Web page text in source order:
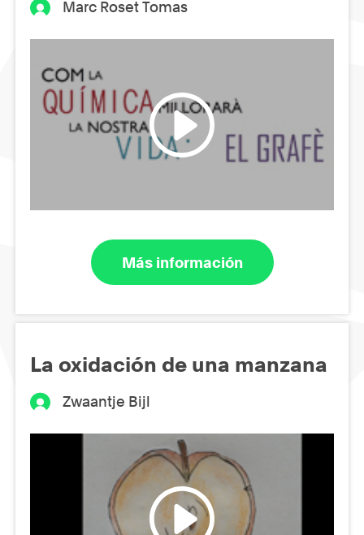
Marc Roset Tomas
Más información
La oxidación de una manzana
Zwaantje Bijl